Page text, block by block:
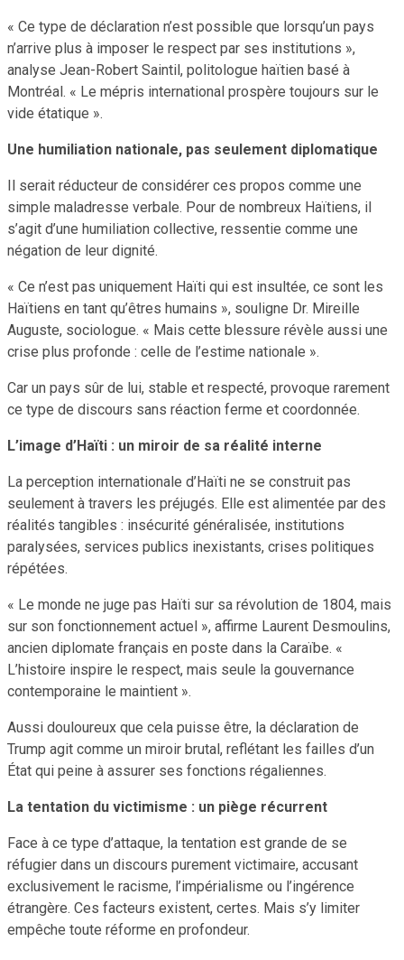
« Ce type de déclaration n’est possible que lorsqu’un pays
n’arrive plus à imposer le respect par ses institutions »,
analyse Jean-Robert Saintil, politologue haïtien basé à
Montréal. « Le mépris international prospère toujours sur le
vide étatique ».
Une humiliation nationale, pas seulement diplomatique
Il serait réducteur de considérer ces propos comme une
simple maladresse verbale. Pour de nombreux Haïtiens, il
s’agit d’une humiliation collective, ressentie comme une
négation de leur dignité.
« Ce n’est pas uniquement Haïti qui est insultée, ce sont les
Haïtiens en tant qu’êtres humains », souligne Dr. Mireille
Auguste, sociologue. « Mais cette blessure révèle aussi une
crise plus profonde : celle de l’estime nationale ».
Car un pays sûr de lui, stable et respecté, provoque rarement
ce type de discours sans réaction ferme et coordonnée.
L’image d’Haïti : un miroir de sa réalité interne
La perception internationale d’Haïti ne se construit pas
seulement à travers les préjugés. Elle est alimentée par des
réalités tangibles : insécurité généralisée, institutions
paralysées, services publics inexistants, crises politiques
répétées.
« Le monde ne juge pas Haïti sur sa révolution de 1804, mais
sur son fonctionnement actuel », affirme Laurent Desmoulins,
ancien diplomate français en poste dans la Caraïbe. «
L’histoire inspire le respect, mais seule la gouvernance
contemporaine le maintient ».
Aussi douloureux que cela puisse être, la déclaration de
Trump agit comme un miroir brutal, reflétant les failles d’un
État qui peine à assurer ses fonctions régaliennes.
La tentation du victimisme : un piège récurrent
Face à ce type d’attaque, la tentation est grande de se
réfugier dans un discours purement victimaire, accusant
exclusivement le racisme, l’impérialisme ou l’ingérence
étrangère. Ces facteurs existent, certes. Mais s’y limiter
empêche toute réforme en profondeur.